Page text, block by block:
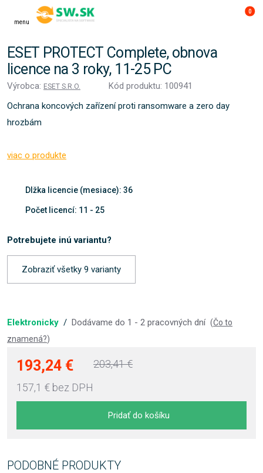
menu
0
ESET PROTECT Complete, obnova
licence na 3 roky, 11-25 PC
Výrobca: ESET S.R.O.
Kód produktu: 100941
Ochrana koncových zařízení proti ransomware a zero day
hrozbám
viac o produkte
Dlžka licencie (mesiace): 36
Počet licencí: 11 - 25
Potrebujete inú variantu?
Zobraziť všetky 9 varianty
Elektronicky / Dodávame do 1 - 2 pracovných dní (Čo to
znamená?)
193,24 €
157,1 € bez DPH
203,41 €
Pridať do košíku
PODOBNÉ PRODUKTY